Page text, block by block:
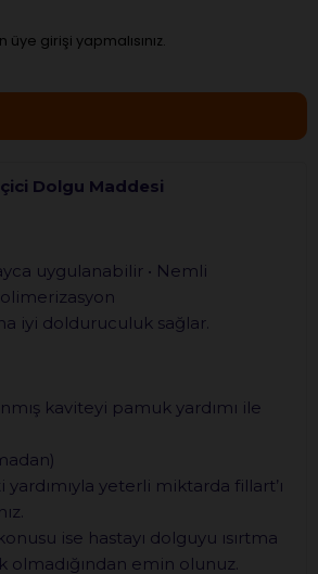
girişi yapmalısınız.
Dolgu Maddesi
uygulanabilir • Nemli
iyi dolduruculuk sağlar.
kaviteyi pamuk yardımı ile
yeterli miktarda fillart’ı
konusu ise hastayı dolguyu ısırtma
olmadığından emin olunuz.